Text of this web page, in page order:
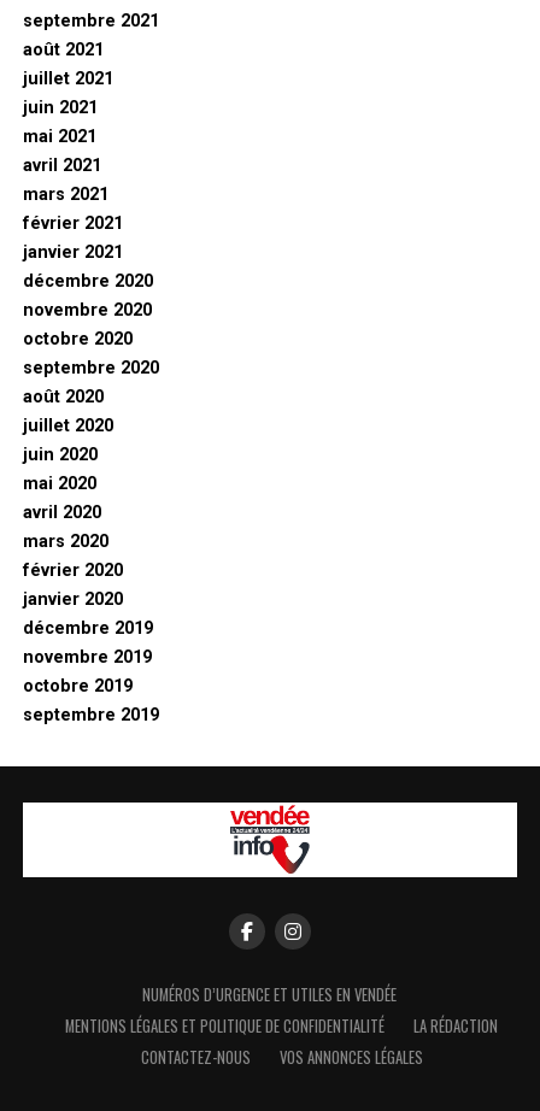
septembre 2021
août 2021
juillet 2021
juin 2021
mai 2021
avril 2021
mars 2021
février 2021
janvier 2021
décembre 2020
novembre 2020
octobre 2020
septembre 2020
août 2020
juillet 2020
juin 2020
mai 2020
avril 2020
mars 2020
février 2020
janvier 2020
décembre 2019
novembre 2019
octobre 2019
septembre 2019
NUMÉROS D’URGENCE ET UTILES EN VENDÉE
MENTIONS LÉGALES ET POLITIQUE DE CONFIDENTIALITÉ
LA RÉDACTION
CONTACTEZ-NOUS
VOS ANNONCES LÉGALES